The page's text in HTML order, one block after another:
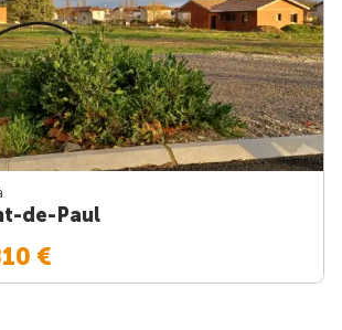
de-Paul
€